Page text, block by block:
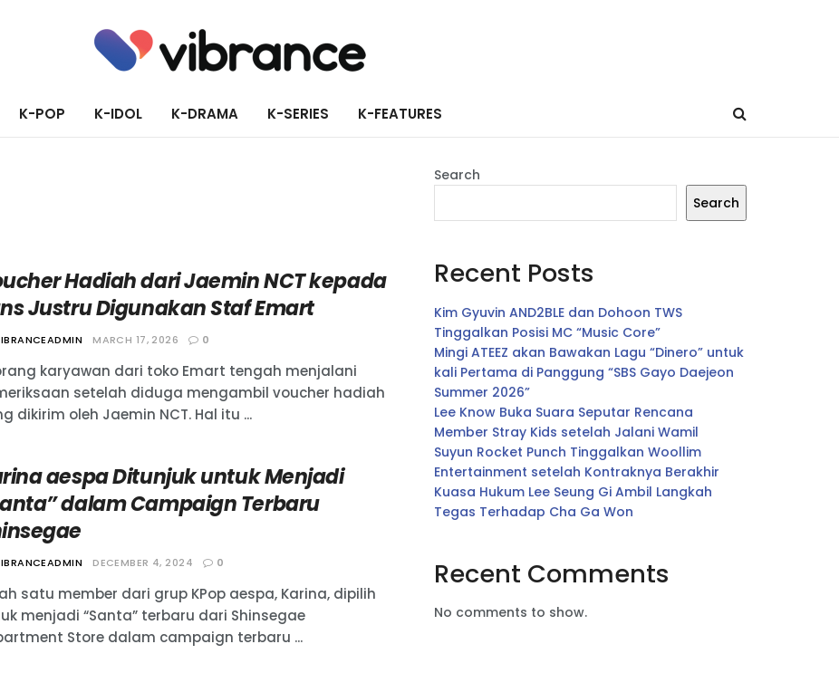
K-POP K-IDOL K-DRAMA K-SERIES K-FEATURES
Hadiah dari Jaemin NCT kepada
Justru Digunakan Staf Emart
MARCH 17, 2026 0
karyawan dari toko Emart tengah menjalani
setelah diduga mengambil voucher hadiah
dikirim oleh Jaemin NCT. Hal itu ...
aespa Ditunjuk untuk Menjadi
dalam Campaign Terbaru
DECEMBER 4, 2024 0
satu member dari grup KPop aespa, Karina, dipilih
menjadi “Santa” terbaru dari Shinsegae
Store dalam campaign terbaru ...
Search
Search
Recent Posts
Kim Gyuvin AND2BLE dan Dohoon TWS
Tinggalkan Posisi MC “Music Core”
Mingi ATEEZ akan Bawakan Lagu “Dinero” untuk
kali Pertama di Panggung “SBS Gayo Daejeon
Summer 2026”
Lee Know Buka Suara Seputar Rencana
Member Stray Kids setelah Jalani Wamil
Suyun Rocket Punch Tinggalkan Woollim
Entertainment setelah Kontraknya Berakhir
Kuasa Hukum Lee Seung Gi Ambil Langkah
Tegas Terhadap Cha Ga Won
Recent Comments
No comments to show.